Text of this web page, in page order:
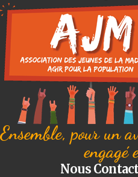
Ensemble, pour un
Nous